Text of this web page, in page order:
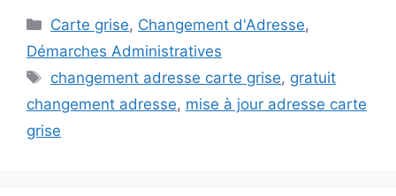
Catégories
Carte grise, Changement d'Adresse,
Démarches Administratives
Étiquettes
changement adresse carte grise, gratuit
changement adresse, mise à jour adresse carte
grise